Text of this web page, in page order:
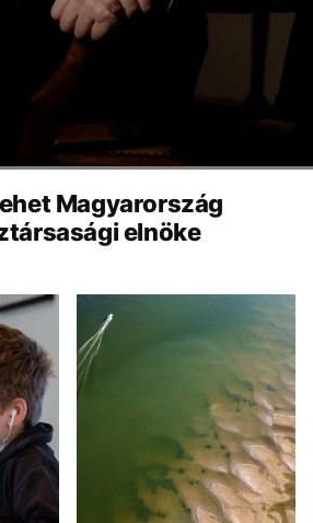
Magyarország
elnöke